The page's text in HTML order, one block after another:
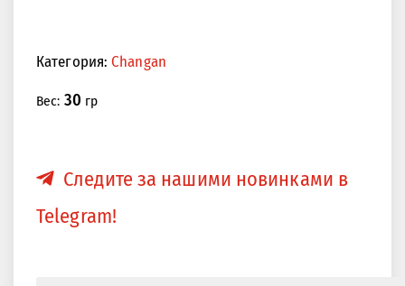
Категория:Сhangan
Вес: 30 гр
Следите за нашими новинками в
Telegram!